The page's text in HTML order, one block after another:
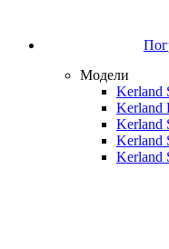
Модели
Kerland
Kerland
Kerland
Kerland
Kerland